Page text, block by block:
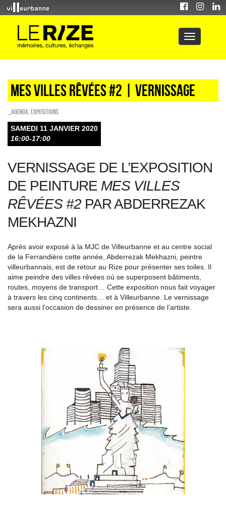
Mes villes rêvées #2 | vernissage
_Agenda EXPOSITIONS
SAMEDI 11 JANVIER 2020
16:00-17:00
VERNISSAGE DE L’EXPOSITION
DE PEINTURE MES VILLES
RÊVÉES #2PAR ABDERREZAK
MEKHAZNI
Après avoir exposé à la MJC de Villeurbanne et au centre social
de la Ferrandière cette année, Abderrezak Mekhazni, peintre
villeurbannais, est de retour au Rize pour présenter ses toiles. Il
aime peindre des villes rêvées où se superposent bâtiments,
routes, moyens de transport… Cette exposition nous fait voyager
à travers les cinq continents… et à Villeurbanne. Le vernissage
sera aussi l’occasion de dessiner en présence de l’artiste.